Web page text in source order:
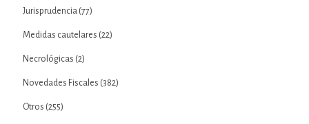
Jurisprudencia (77)
Medidas cautelares (22)
Necrológicas (2)
Novedades Fiscales (382)
Otros (255)